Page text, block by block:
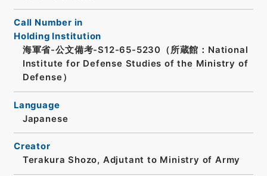
Call Number in
Holding Institution
海軍省-公文備考-S12-65-5230（所蔵館：National
Institute for Defense Studies of the Ministry of
Defense）
Language
Japanese
Creator
Terakura Shozo, Adjutant to Ministry of Army